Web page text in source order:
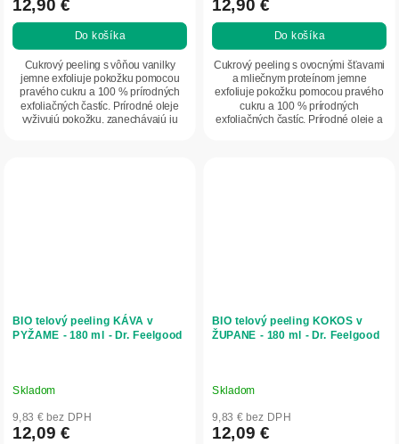
12,90 €
Do košíka
Cukrový peeling s vôňou vanilky
jemne exfoliuje pokožku pomocou
pravého cukru a 100 % prírodných
exfoliačných častíc. Prírodné oleje
vyživujú pokožku, zanechávajú ju
12,90 €
Do košíka
Cukrový peeling s ovocnými šťavami
a mliečnym proteínom jemne
exfoliuje pokožku pomocou pravého
cukru a 100 % prírodných
exfoliačných častíc. Prírodné oleje a
BIO telový peeling KÁVA v
PYŽAME - 180 ml - Dr. Feelgood
Skladom
9,83 € bez DPH
12,09 €
BIO telový peeling KOKOS v
ŽUPANE - 180 ml - Dr. Feelgood
Skladom
9,83 € bez DPH
12,09 €